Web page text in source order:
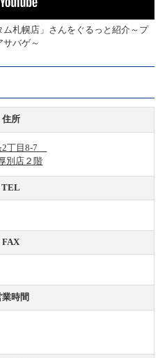
札幌店」さんをぐるっと紹介～プ
バゲ～
住所
2丁目8-7
別店２階
TEL
FAX
業時間